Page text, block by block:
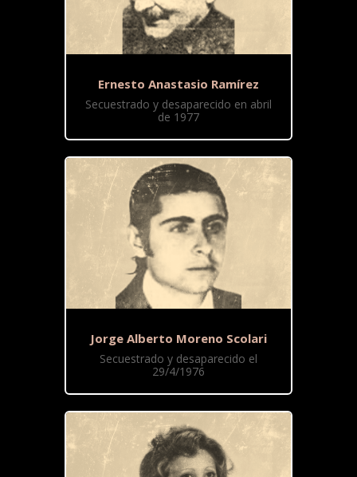
Ernesto Anastasio Ramírez
Secuestrado y desaparecido en abril
de 1977
Jorge Alberto Moreno Scolari
Secuestrado y desaparecido el
29/4/1976